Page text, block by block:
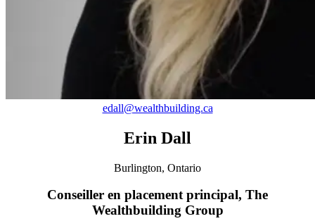
edall@wealthbuilding.ca
Erin Dall
Burlington, Ontario
Conseiller en placement principal, The
Wealthbuilding Group